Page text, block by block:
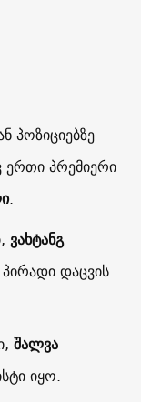
პოზიციებზე
ერთი პრემიერი
.
ვახტანგ
დაცვის
შალვა
იყო.